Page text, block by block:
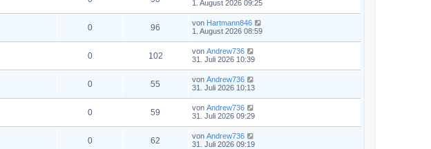
1. August 2026 09:25
0 96 von Hartmann846
1. August 2026 08:59
0 102 von Andrew736
31. Juli 2026 10:39
0 55 von Andrew736
31. Juli 2026 10:13
0 59 von Andrew736
31. Juli 2026 09:29
0 62 von Andrew736
31. Juli 2026 09:19